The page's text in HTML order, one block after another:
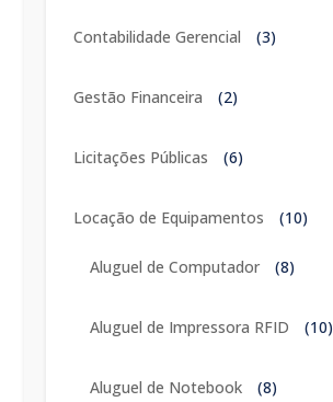
Contabilidade Gerencial (3)
Gestão Financeira (2)
Licitações Públicas (6)
Locação de Equipamentos (10)
Aluguel de Computador (8)
Aluguel de Impressora RFID (10)
Aluguel de Notebook (8)